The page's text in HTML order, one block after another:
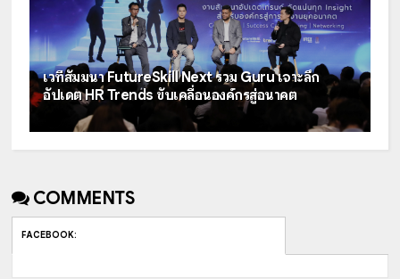
เวทีสัมมนา FutureSkill Next รวม Guru เจาะลึก
อัปเดต HR Trends ขับเคลื่อนองค์กรสู่อนาคต
COMMENTS
FACEBOOK: